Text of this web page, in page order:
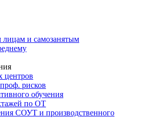
и самозанятым
центров
рисков
обучения
по ОТ
СОУТ и производственного